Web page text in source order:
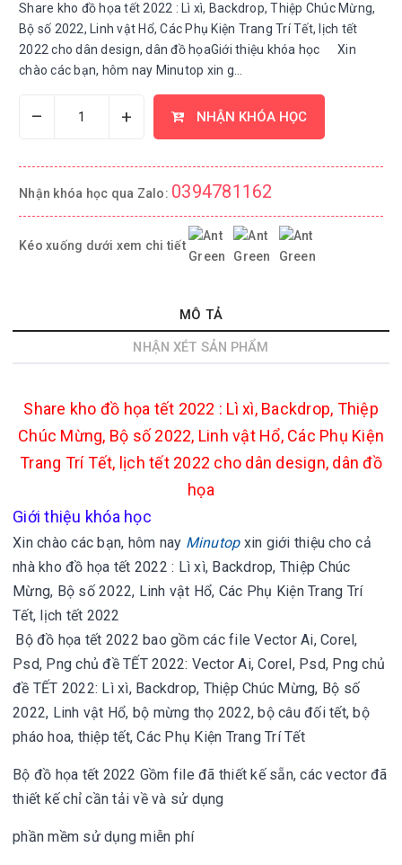
Share kho đồ họa tết 2022 : Lì xì, Backdrop, Thiệp Chúc Mừng,
Bộ số 2022, Linh vật Hổ, Các Phụ Kiện Trang Trí Tết, lịch tết
2022 cho dân design, dân đồ họaGiới thiệu khóa học Xin
chào các bạn, hôm nay Minutop xin g...
– + NHẬN KHÓA HỌC
Nhận khóa học qua Zalo: 0394781162
Kéo xuống dưới xem chi tiết
MÔ TẢ
NHẬN XÉT SẢN PHẨM
Share kho đồ họa tết 2022 : Lì xì, Backdrop, Thiệp
Chúc Mừng, Bộ số 2022, Linh vật Hổ, Các Phụ Kiện
Trang Trí Tết, lịch tết 2022 cho dân design, dân đồ
họa
Giới thiệu khóa học
Xin chào các bạn, hôm nay Minutop xin giới thiệu cho cả
nhà kho đồ họa tết 2022 : Lì xì, Backdrop, Thiệp Chúc
Mừng, Bộ số 2022, Linh vật Hổ, Các Phụ Kiện Trang Trí
Tết, lịch tết 2022
Bộ đồ họa tết 2022 bao gồm các file Vector Ai, Corel,
Psd, Png chủ đề TẾT 2022: Vector Ai, Corel, Psd, Png chủ
đề TẾT 2022: Lì xì, Backdrop, Thiệp Chúc Mừng, Bộ số
2022, Linh vật Hổ, bộ mừng thọ 2022, bộ câu đối tết, bộ
pháo hoa, thiệp tết, Các Phụ Kiện Trang Trí Tết
Bộ đồ họa tết 2022 Gồm file đã thiết kế sẵn, các vector đã
thiết kế chỉ cần tải về và sử dụng
phần mềm sử dụng miễn phí